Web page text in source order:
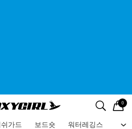
검색
로고 0
가드 보드숏 워터레깅스 비
메뉴